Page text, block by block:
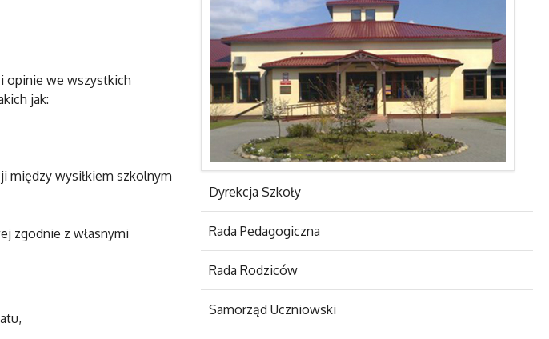
opinie we wszystkich
jak:
między wysiłkiem szkolnym
zgodnie z własnymi
Dyrekcja Szkoły
Rada Pedagogiczna
Rada Rodziców
Samorząd Uczniowski